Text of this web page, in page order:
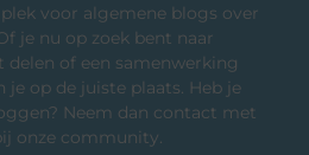
voor algemene blogs over
je nu op zoek bent naar
delen of een samenwerking
op de juiste plaats. Heb je
Neem dan contact met
onze community.